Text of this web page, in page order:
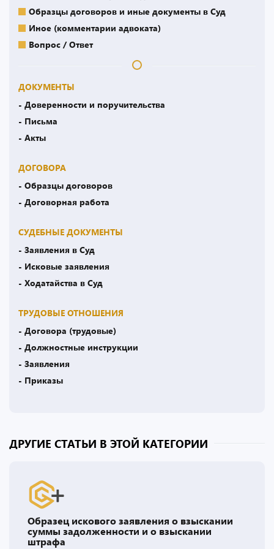
Образцы договоров и иные документы в Суд
Иное (комментарии адвоката)
Вопрос / Ответ
ДОКУМЕНТЫ
- Доверенности и поручительства
- Письма
- Акты
ДОГОВОРА
- Образцы договоров
- Договорная работа
СУДЕБНЫЕ ДОКУМЕНТЫ
- Заявления в Суд
- Исковые заявления
- Ходатайства в Суд
ТРУДОВЫЕ ОТНОШЕНИЯ
- Договора (трудовые)
- Должностные инструкции
- Заявления
- Приказы
ДРУГИЕ СТАТЬИ В ЭТОЙ КАТЕГОРИИ
Образец искового заявления о взыскании
суммы задолженности и о взыскании
штрафа